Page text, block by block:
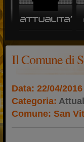
Il Comune di
Data: 22/04/
Categoria:
Comune: San